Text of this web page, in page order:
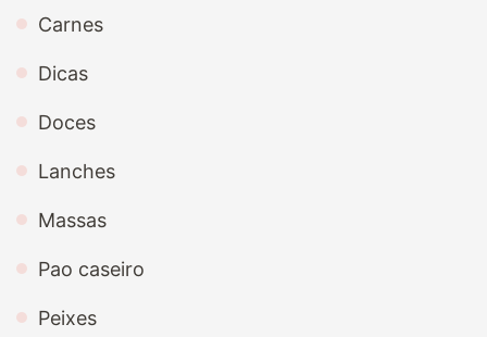
Carnes
Dicas
Doces
Lanches
Massas
Pao caseiro
Peixes